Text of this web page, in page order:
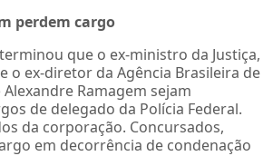
perdem cargo
que o ex-ministro da Justiça,
o ex-diretor da Agência Brasileira de
Ramagem sejam
de delegado da Polícia Federal.
da corporação. Concursados,
em decorrência de condenação